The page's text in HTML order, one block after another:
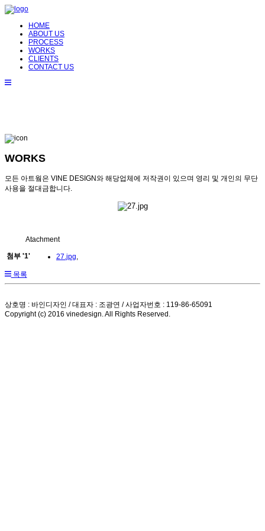
HOME
ABOUT US
PROCESS
WORKS
CLIENTS
CONTACT US
WORKS
모든 아트웤은 VINE DESIGN와 해당업체에 저작권이 있으며 영리 및 개인의 무단
사용을 절대금합니다.
Atachment
첨부 '1' 27.jpg,
목록
상호명 : 바인디자인 / 대표자 : 조광연 / 사업자번호 : 119-86-65091
Copyright (c) 2016 vinedesign. All Rights Reserved.